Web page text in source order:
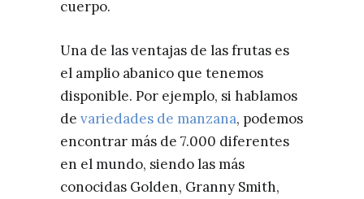
cuerpo.
Una de las ventajas de las frutas es
el amplio abanico que tenemos
disponible. Por ejemplo, si hablamos
de variedades de manzana, podemos
encontrar más de 7.000 diferentes
en el mundo, siendo las más
conocidas Golden, Granny Smith,